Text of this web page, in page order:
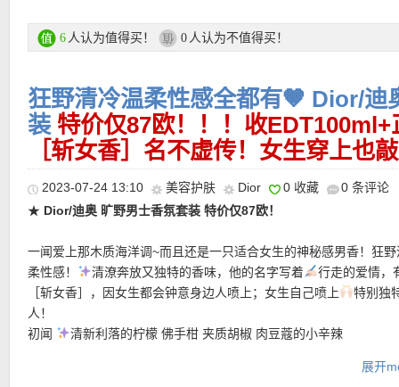
★ 每单赠送两个赠品小样，自动放入购物车！！！
★注意她家目前付款方式有所调整 ，可以选择Klarna付款方式，和
Rechnung付款一样，商品寄出后会通过Email发给你Rechnung，
★ 【点此链接查看Flaconi中文图文导购教程】
★ 官网定价90欧！官网描述色号是#720，F家图片展示#999，但
★注意她家目前付款方式有所调整
，可以选择Klarna付款方式，和
Rechnung付款一样，商品寄出后会通过Email发给你Rechnung，
天内转账就行
6 人认为值得买！ 0 人认为不值得买！
狂野清冷温柔性感全都有🤎 Dior/迪
装 特价仅87欧！！！收
［斩女香］名不虚传！女生穿上也
2023-07-24 13:10 美容护肤 Dior 0 收藏
0 条评论
★ Dior/迪奥 旷野男士香氛套装 特价仅87欧！
一闻爱上那木质海洋调~而且还是一只适合女生的神秘感男香！狂
柔性感！
清潦奔放又独特的香味，他的名字写着
行走的爱情，
［斩女香］，因女生都会钟意身边人喷上；女生自己喷上
特别独
人！
初闻
清新利落的柠檬 佛手柑 夹质胡椒 肉豆蔻的小辛辣
龙涎香，闻上迷人又带点距离感～超级超级好闻！中前调的清新强
展开